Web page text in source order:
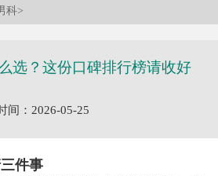
科>
选？这份口碑排行榜请收好
间：2026-05-25
件事